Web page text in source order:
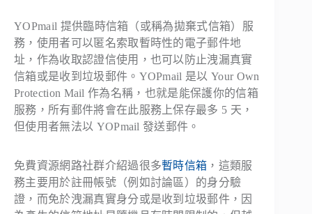
YOPmail 提供臨時信箱（或稱為拋棄式信箱）服
務，使用者可以匿名索取暫時性的電子郵件地
址，作為收取認證信使用，也可以防止洩漏真實
信箱或是收到垃圾郵件。YOPmail 是以 Your Own
Protection Mail 作為名稱，也就是能保護你的信箱
服務，所有郵件將會在此服務上保存最多 5 天，
但使用者無法以 YOPmail 發送郵件。
免費資源網路社群介紹過很多暫時信箱 ，這類服
務主要用於註冊帳號（例如討論區）的身分驗
證，而免於洩漏真實身分或是收到垃圾郵件，因